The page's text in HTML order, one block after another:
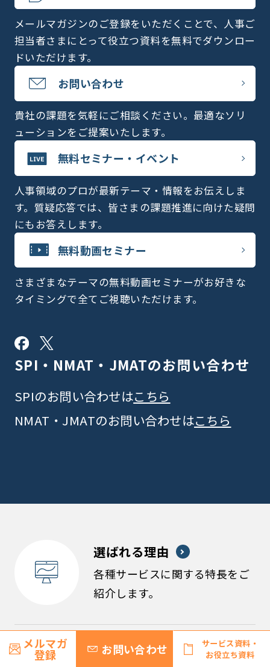
メールマガジンのご登録をいただくことで、人事ご
担当者さまにとって役立つ資料を無料でダウンロー
ドいただけます。
お問い合わせ
貴社の課題を気軽にご相談ください。最適なソリ
ューションをご提案いたします。
無料セミナー・イベント
人事領域のプロが最新テーマ・情報をお伝えしま
す。質疑応答では、皆さまの課題推進に向けた疑問
にもお答えします。
無料動画セミナー
さまざまなテーマの無料動画セミナーがお好きな
タイミングで全てご視聴いただけます。
SPI・NMAT・JMATのお問い合わせ
SPIのお問い合わせはこちら
NMAT・JMATのお問い合わせはこちら
選ばれる理由
各種サービスに関する特長をご
紹介します。
サービス導入の流れ
メルマガ
登録 お問い合わせ
サービス資料・
お役立ち資料